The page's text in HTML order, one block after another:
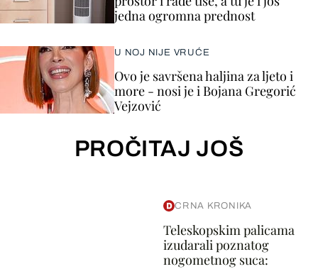
jedna ogromna prednost
U NOJ NIJE VRUĆE
Ovo je savršena haljina za ljeto i
more - nosi je i Bojana Gregorić
Vejzović
PROČITAJ JOŠ
CRNA KRONIKA
Teleskopskim palicama
izudarali poznatog
nogometnog suca: